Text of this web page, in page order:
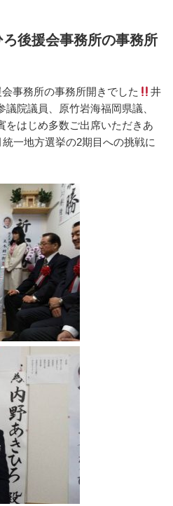
後援会事務所の事務所
事務所の事務所開きでした
井
議院議員、原竹岩海福岡県議、
をはじめ多数ご出席いただきあ
統一地方選挙の2期目への挑戦に